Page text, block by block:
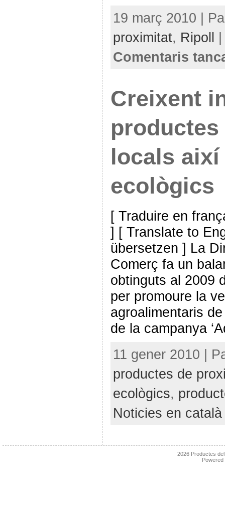
19 març 2010 |
proximitat, Ripoll
Comentaris
Creixent
locals
ecològics
[ Traduire en
] [ Translate to
übersetzen ] La
Comerç fa un
obtinguts al 2009
per promoure la
agroalimentaris
de la campanya
11 gener 2010 |
productes de
ecològics,
Noticies en català
2026 Productes